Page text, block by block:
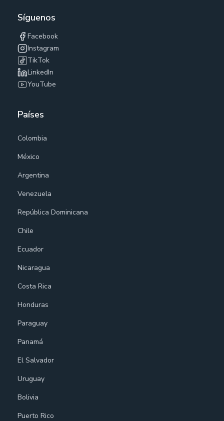
Síguenos
Facebook
Instagram
TikTok
LinkedIn
YouTube
Países
Colombia
México
Argentina
Venezuela
República Dominicana
Chile
Ecuador
Nicaragua
Costa Rica
Honduras
Paraguay
Panamá
El Salvador
Uruguay
Bolivia
Puerto Rico